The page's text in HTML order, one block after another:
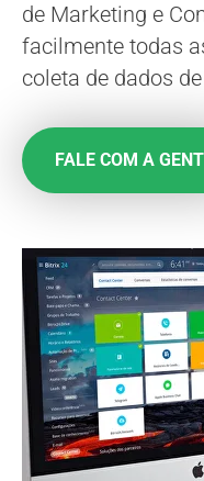
de Marketing e
facilmente todas
coleta de dados
FALE COM A